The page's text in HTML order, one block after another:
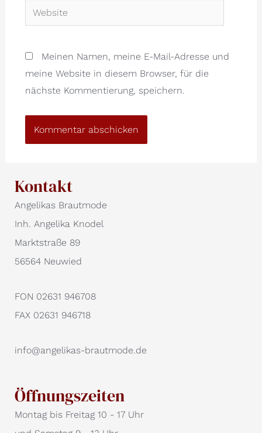
Website
Meinen Namen, meine E-Mail-Adresse und
meine Website in diesem Browser, für die
nächste Kommentierung, speichern.
Kontakt
Angelikas Brautmode
Inh. Angelika Knodel
Marktstraße 89
56564 Neuwied
FON 02631 946708
FAX 02631 946718
info@angelikas-brautmode.de
Öffnungszeiten
Montag bis Freitag 10 - 17 Uhr